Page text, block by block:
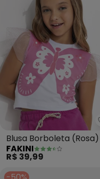
Blusa Borboleta (Rosa)
FAKINI
R$ 39,99